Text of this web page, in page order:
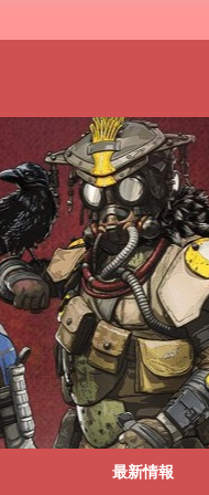
最新情報